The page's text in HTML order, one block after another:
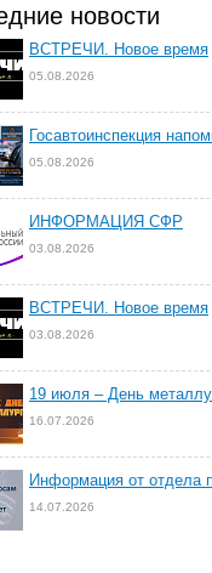
новости
ВСТРЕЧИ. Новое время
05.08.2026
Госавтоинспекция
05.08.2026
ИНФОРМАЦИЯ СФР
03.08.2026
ВСТРЕЧИ. Новое время
03.08.2026
19 июля – День
16.07.2026
Информация от отдела
14.07.2026